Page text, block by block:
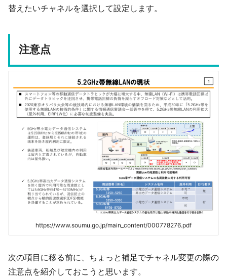
替えたいチャネルを選択して設定します。
注意点
https://www.soumu.go.jp/main_content/000778276.pdf
次の項目に移る前に、ちょっと補足でチャネル変更の際の
注意点を紹介しておこうと思います。